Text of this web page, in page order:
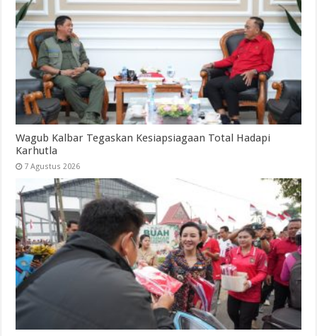
Wagub Kalbar Tegaskan Kesiapsiagaan Total Hadapi
Karhutla
7 Agustus 2026